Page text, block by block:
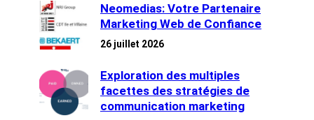
Neomedias: Votre Partenaire
Marketing Web de Confiance
26 juillet 2026
Exploration des multiples
facettes des stratégies de
communication marketing